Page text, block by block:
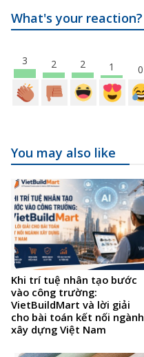
What's your reaction?
3 2 2 1 0
You may also like
Khi trí tuệ nhân tạo bước
vào công trường:
VietBuildMart và lời giải
cho bài toán kết nối ngành
xây dựng Việt Nam